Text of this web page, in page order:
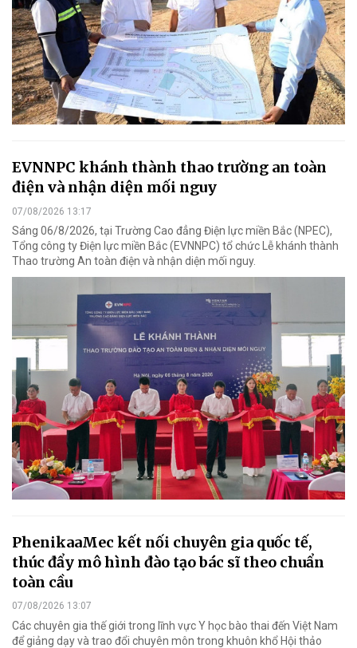
EVNNPC khánh thành thao trường an toàn
điện và nhận diện mối nguy
07/08/2026 13:17
Sáng 06/8/2026, tại Trường Cao đẳng Điện lực miền Bắc (NPEC),
Tổng công ty Điện lực miền Bắc (EVNNPC) tổ chức Lễ khánh thành
Thao trường An toàn điện và nhận diện mối nguy.
PhenikaaMec kết nối chuyên gia quốc tế,
thúc đẩy mô hình đào tạo bác sĩ theo chuẩn
toàn cầu
07/08/2026 13:07
Các chuyên gia thế giới trong lĩnh vực Y học bào thai đến Việt Nam
để giảng dạy và trao đổi chuyên môn trong khuôn khổ Hội thảo